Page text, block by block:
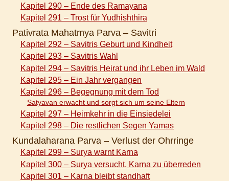
Kapitel 290 – Ende des Ramayana
Kapitel 291 – Trost für Yudhishthira
Pativrata Mahatmya Parva – Savitri
Kapitel 292 – Savitris Geburt und Kindheit
Kapitel 293 – Savitris Wahl
Kapitel 294 – Savitris Heirat und ihr Leben im Wald
Kapitel 295 – Ein Jahr vergangen
Kapitel 296 – Begegnung mit dem Tod
Satyavan erwacht und sorgt sich um seine Eltern
Kapitel 297 – Heimkehr in die Einsiedelei
Kapitel 298 – Die restlichen Segen Yamas
Kundalaharana Parva – Verlust der Ohrringe
Kapitel 299 – Surya warnt Karna
Kapitel 300 – Surya versucht, Karna zu überreden
Kapitel 301 – Karna bleibt standhaft